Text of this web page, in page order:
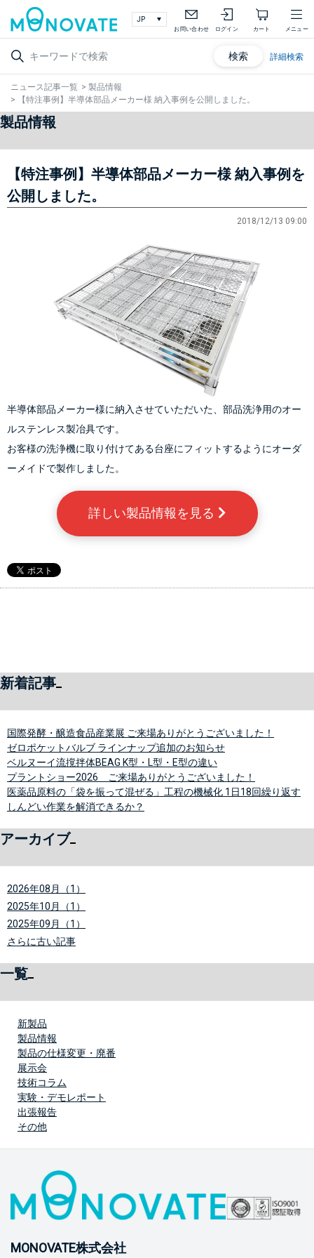
お問い合わせ ログイン カート メニュー
検索 詳細検索
ニュース記事一覧 > 製品情報
>
【特注事例】半導体部品メーカー様 納入事例を公開しました。
製品情報
【特注事例】半導体部品メーカー様 納入事例を
公開しました。
2018/12/13 09:00
半導体部品メーカー様に納入させていただいた、 部品洗浄用のオー
ルステンレス製冶具です。
お客様の洗浄機に取り付けてある台座にフィットするようにオーダ
ーメイドで製作しました。
詳しい製品情報を見る
新着記事
国際発酵・醸造食品産業展 ご来場ありがとうございました！
ゼロポケットバルブ ラインナップ追加のお知らせ
ベルヌーイ流撹拌体BEAG K型・L型・E型の違い
プラントショー2026 ご来場ありがとうございました！
医薬品原料の「袋を振って混ぜる」工程の機械化 1日18回繰り返す
しんどい作業を解消できるか？
アーカイブ
2026年08月（1）
2025年10月（1）
2025年09月（1）
さらに古い記事
一覧
新製品
製品情報
製品の仕様変更・廃番
展示会
技術コラム
実験・デモレポート
出張報告
その他
MONOVATE株式会社